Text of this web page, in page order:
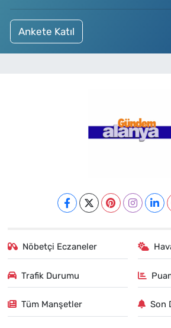
Ankete Katıl
Nöbetçi Eczaneler
Trafik Durumu
Tüm Manşetler Son